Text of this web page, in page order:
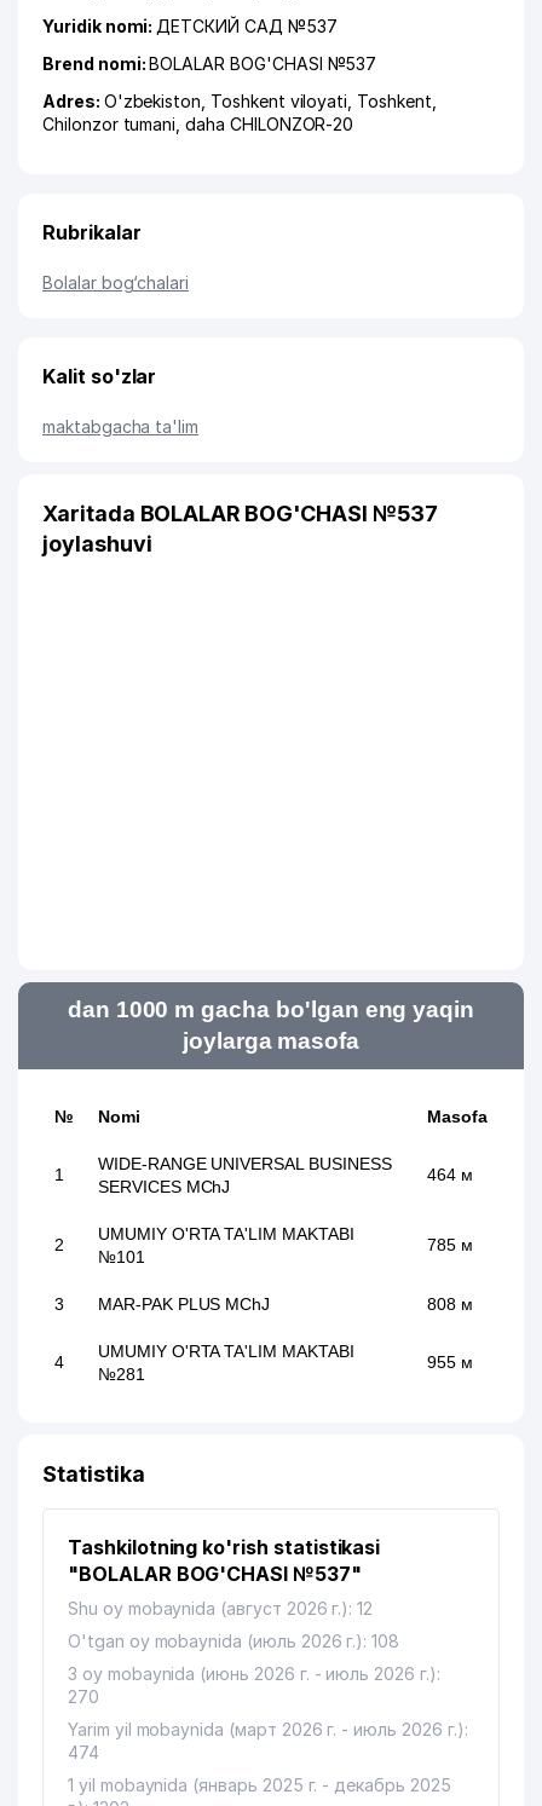
Yuridik nomi: ДЕТСКИЙ САД №537
Brend nomi:BOLALAR BOG'CHASI №537
Adres: O'zbekiston, Toshkent viloyati Toshkent
Chilonzor tumani ,daha CHILONZOR-20
Rubrikalar
Bolalar bog‘chalari
Kalit so'zlar
maktabgacha ta'lim
Xaritada BOLALAR BOG'CHASI №537
joylashuvi
dan 1000 m gacha bo'lgan eng yaqin
joylarga masofa
№ Nomi Masofa
1
WIDE-RANGE UNIVERSAL BUSINESS
SERVICES MChJ
464 м
2
UMUMIY O'RTA TA'LIM MAKTABI
№101
785 м
3 MAR-PAK PLUS MChJ 808 м
4
UMUMIY O'RTA TA'LIM MAKTABI
№281
955 м
Statistika
Tashkilotning ko'rish statistikasi
"BOLALAR BOG'CHASI №537"
Shu oy mobaynida (август 2026 г.): 12
O'tgan oy mobaynida (июль 2026 г.): 108
3 oy mobaynida (июнь 2026 г. - июль 2026 г.):
270
Yarim yil mobaynida (март 2026 г. - июль 2026 г.):
474
1 yil mobaynida (январь 2025 г. - декабрь 2025